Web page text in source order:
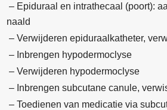
– Epiduraal en intrathecaal (poort):
naald
– Verwijderen epiduraalkatheter,
– Inbrengen hypodermoclyse
– Verwijderen hypodermoclyse
– Inbrengen subcutane canule,
– Toedienen van medicatie via